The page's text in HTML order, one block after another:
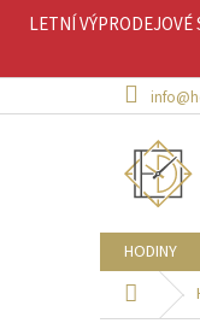
LETNÍ
HODINY
Domů